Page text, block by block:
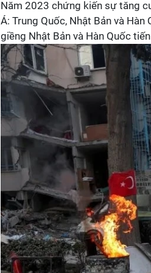
Năm 2023 chứng kiến sự tăng
Á: Trung Quốc, Nhật Bản và
giềng Nhật Bản và Hàn Quốc